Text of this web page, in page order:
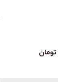
تومان